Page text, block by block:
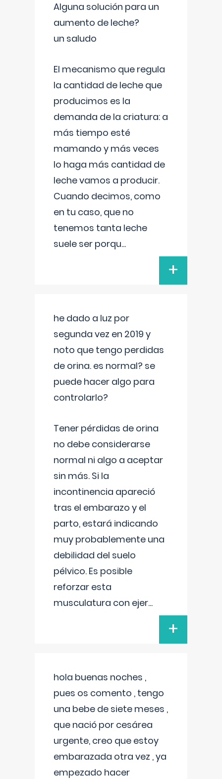
Alguna solución para un
aumento de leche?
un saludo
El mecanismo que regula
la cantidad de leche que
producimos es la
demanda de la criatura: a
más tiempo esté
mamando y más veces
lo haga más cantidad de
leche vamos a producir.
Cuando decimos, como
en tu caso, que no
tenemos tanta leche
suele ser porqu...
+
he dado a luz por
segunda vez en 2019 y
noto que tengo perdidas
de orina. es normal? se
puede hacer algo para
controlarlo?
Tener pérdidas de orina
no debe considerarse
normal ni algo a aceptar
sin más. Si la
incontinencia apareció
tras el embarazo y el
parto, estará indicando
muy probablemente una
debilidad del suelo
pélvico. Es posible
reforzar esta
musculatura con ejer...
+
hola buenas noches ,
pues os comento , tengo
una bebe de siete meses ,
que nació por cesárea
urgente, creo que estoy
embarazada otra vez , ya
empezado hacer